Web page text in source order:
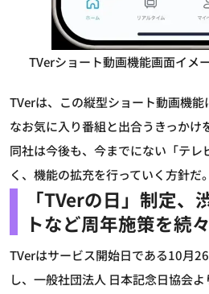
TVerショート動画機能画面イメ
TVerは、この縦型ショート動画機
なお気に入り番組と出合うきっかけ
同社は今後も、今までにない「テレ
く、機能の拡充を行っていく方針だ。
「TVerの日」制定、
トなど周年施策を続
TVerはサービス開始日である10月
し、一般社団法人 日本記念日協会